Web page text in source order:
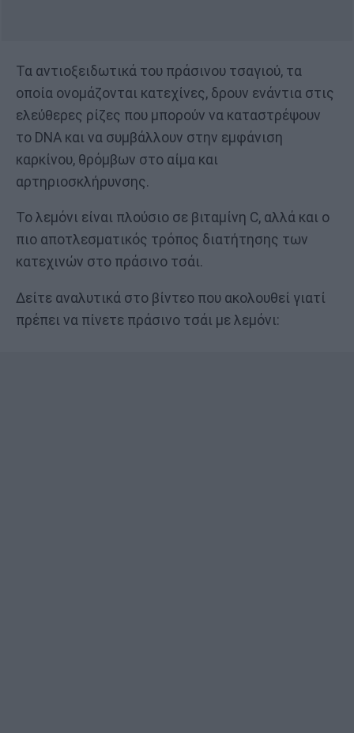
Τα αντιοξειδωτικά του πράσινου τσαγιού, τα
οποία ονομάζονται κατεχίνες, δρουν ενάντια στις
ελεύθερες ρίζες που μπορούν να καταστρέψουν
το DNA και να συμβάλλουν στην εμφάνιση
καρκίνου, θρόμβων στο αίμα και
αρτηριοσκλήρυνσης.
Το λεμόνι είναι πλούσιο σε βιταμίνη C, αλλά και ο
πιο αποτλεσματικός τρόπος διατήτησης των
κατεχινών στο πράσινο τσάι.
Δείτε αναλυτικά στο βίντεο που ακολουθεί γιατί
πρέπει να πίνετε πράσινο τσάι με λεμόνι: